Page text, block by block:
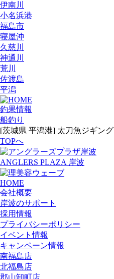
伊南川
小名浜港
福島市
寝屋沖
久慈川
神通川
荒川
佐渡島
平潟
釣果情報
船釣り
[茨城県 平潟港] 太刀魚ジギング
TOPへ
ANGLERS PLAZA 岸波
HOME
会社概要
岸波のサポート
採用情報
プライバシーポリシー
イベント情報
キャンペーン情報
南福島店
北福島店
郡山卸町店